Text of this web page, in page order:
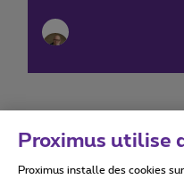
Proximus utilise
Proximus installe des cookies